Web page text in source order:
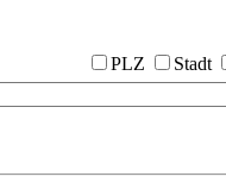
PLZ
Stadt